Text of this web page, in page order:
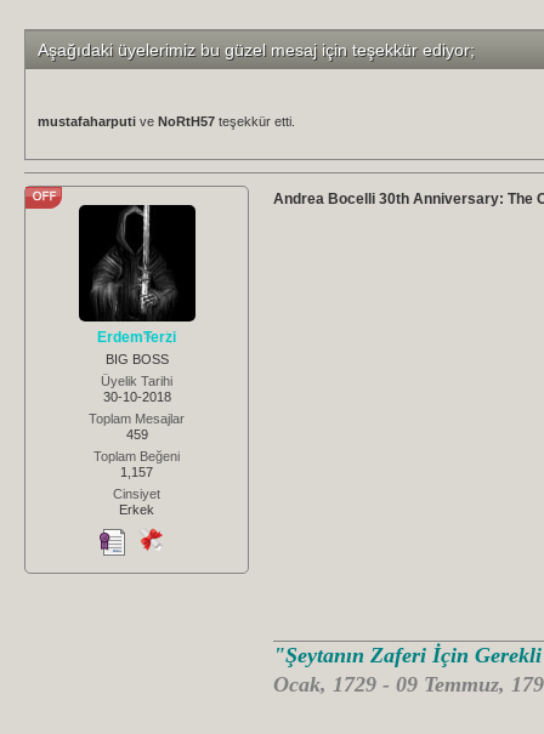
Aşağıdaki üyelerimiz bu güzel mesaj için teşekkür ediyor;
mustafaharputi ve NoRtH57 teşekkür etti.
ErdemTerzi
BIG BOSS
Üyelik Tarihi
30-10-2018
Toplam Mesajlar
459
Toplam Beğeni
1,157
Cinsiyet
Erkek
Andrea Bocelli 30th Anniversary: The
"Şeytanın Zaferi İçin
Ocak, 1729 - 09 Temmuz,